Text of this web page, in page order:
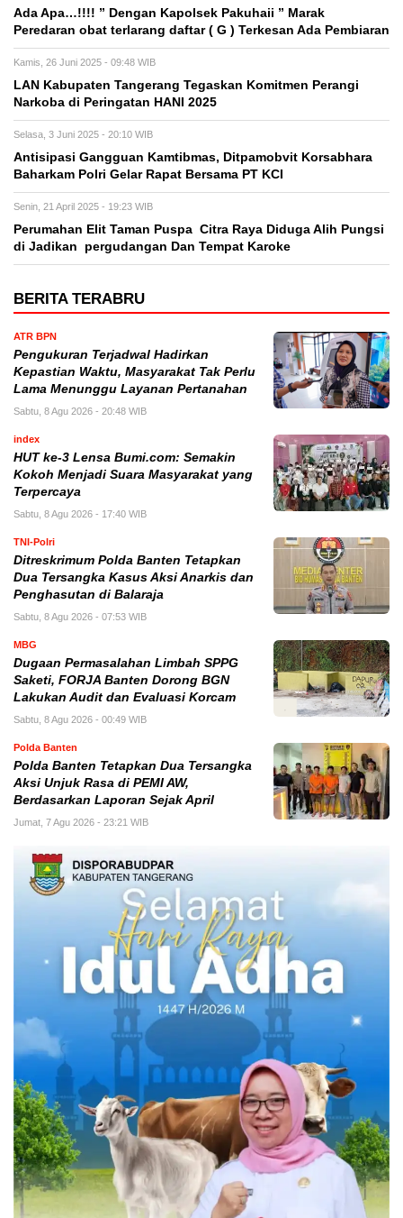
Ada Apa…!!!! ” Dengan Kapolsek Pakuhaii ” Marak
Peredaran obat terlarang daftar ( G ) Terkesan Ada Pembiaran
Kamis, 26 Juni 2025 - 09:48 WIB
LAN Kabupaten Tangerang Tegaskan Komitmen Perangi
Narkoba di Peringatan HANI 2025
Selasa, 3 Juni 2025 - 20:10 WIB
Antisipasi Gangguan Kamtibmas, Ditpamobvit Korsabhara
Baharkam Polri Gelar Rapat Bersama PT KCI
Senin, 21 April 2025 - 19:23 WIB
Perumahan Elit Taman Puspa Citra Raya Diduga Alih Pungsi
di Jadikan pergudangan Dan Tempat Karoke
BERITA TERABRU
ATR BPN
Pengukuran Terjadwal Hadirkan
Kepastian Waktu, Masyarakat Tak Perlu
Lama Menunggu Layanan Pertanahan
Sabtu, 8 Agu 2026 - 20:48 WIB
index
HUT ke-3 Lensa Bumi.com: Semakin
Kokoh Menjadi Suara Masyarakat yang
Terpercaya
Sabtu, 8 Agu 2026 - 17:40 WIB
TNI-Polri
Ditreskrimum Polda Banten Tetapkan
Dua Tersangka Kasus Aksi Anarkis dan
Penghasutan di Balaraja
Sabtu, 8 Agu 2026 - 07:53 WIB
MBG
Dugaan Permasalahan Limbah SPPG
Saketi, FORJA Banten Dorong BGN
Lakukan Audit dan Evaluasi Korcam
Sabtu, 8 Agu 2026 - 00:49 WIB
Polda Banten
Polda Banten Tetapkan Dua Tersangka
Aksi Unjuk Rasa di PEMI AW,
Berdasarkan Laporan Sejak April
Jumat, 7 Agu 2026 - 23:21 WIB